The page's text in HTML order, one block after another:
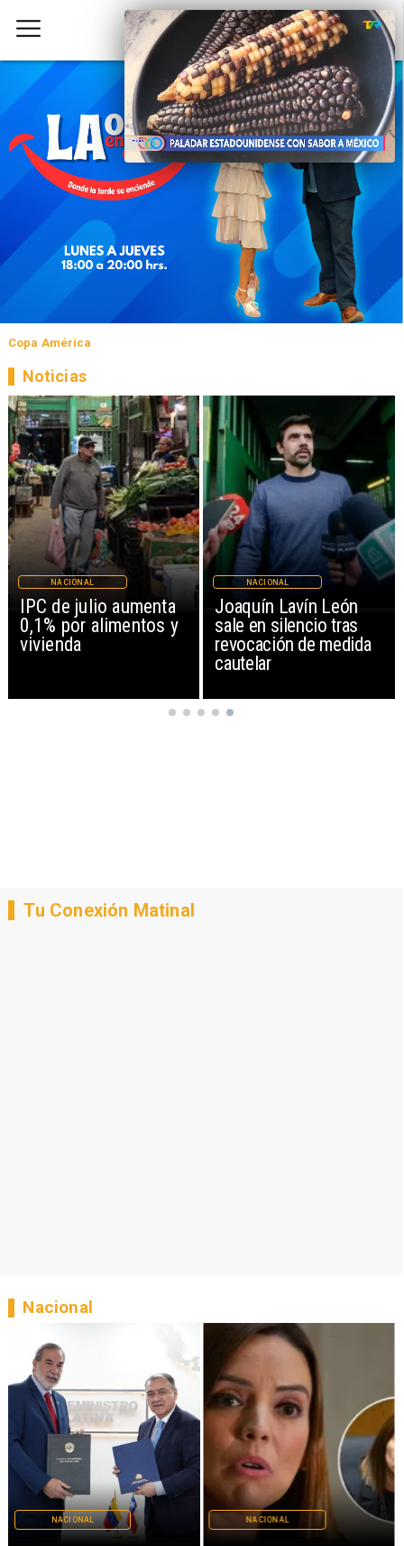
Copa América
IPC de julio aumenta
0,1% por alimentos y
vivienda
NACIONAL
Joaquín Lavín León
sale en silencio tras
revocación de medida
cautelar
NACIONAL
Noticias
Tu Conexión Matinal
NACIONAL NACIONAL
Nacional